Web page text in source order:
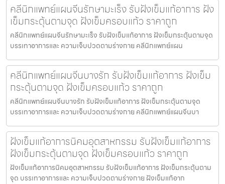
คลีนิกแพทย์แผนจีนรักษามะเร็ง รับฝังเข็มแก้อาการ ฝัง
เข็มกระตุ้นตามจุด ฝังเข็มครอบแก้ว ราคาถูก
คลีนิกแพทย์แผนจีนรักษามะเร็ง รับฝังเข็มแก้อาการ ฝังเข็มกระตุ้นตามจุด
บรรเทาอาการและ ความเจ็บปวดตามร่างกาย คลีนิกแพทย์แผน
คลีนิกแพทย์แผนจีนบางรัก รับฝังเข็มแก้อาการ ฝังเข็ม
กระตุ้นตามจุด ฝังเข็มครอบแก้ว ราคาถูก
คลีนิกแพทย์แผนจีนบางรัก รับฝังเข็มแก้อาการ ฝังเข็มกระตุ้นตามจุด
บรรเทาอาการและ ความเจ็บปวดตามร่างกาย คลีนิกแพทย์แผนจีนบา
ฝังเข็มแก้อาการนิคมอุตสาหกรรม รับฝังเข็มแก้อาการ
ฝังเข็มกระตุ้นตามจุด ฝังเข็มครอบแก้ว ราคาถูก
ฝังเข็มแก้อาการนิคมอุตสาหกรรม รับฝังเข็มแก้อาการ ฝังเข็มกระตุ้นตาม
จุด บรรเทาอาการและ ความเจ็บปวดตามร่างกาย ฝังเข็มแก้อาก